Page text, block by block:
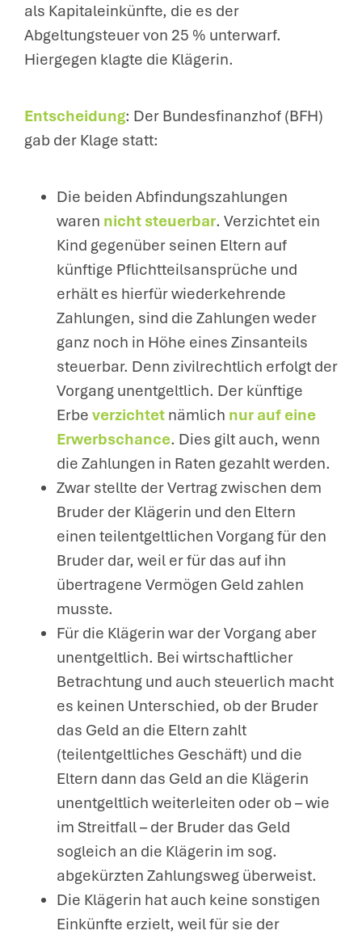
als Kapitaleinkünfte, die es der
Abgeltungsteuer von 25 % unterwarf.
Hiergegen klagte die Klägerin.
Entscheidung: Der Bundesfinanzhof (BFH)
gab der Klage statt:
Die beiden Abfindungszahlungen
waren nicht steuerbar. Verzichtet ein
Kind gegenüber seinen Eltern auf
künftige Pflichtteilsansprüche und
erhält es hierfür wiederkehrende
Zahlungen, sind die Zahlungen weder
ganz noch in Höhe eines Zinsanteils
steuerbar. Denn zivilrechtlich erfolgt der
Vorgang unentgeltlich. Der künftige
Erbe verzichtet nämlich nur auf eine
Erwerbschance. Dies gilt auch, wenn
die Zahlungen in Raten gezahlt werden.
Zwar stellte der Vertrag zwischen dem
Bruder der Klägerin und den Eltern
einen teilentgeltlichen Vorgang für den
Bruder dar, weil er für das auf ihn
übertragene Vermögen Geld zahlen
musste.
Für die Klägerin war der Vorgang aber
unentgeltlich. Bei wirtschaftlicher
Betrachtung und auch steuerlich macht
es keinen Unterschied, ob der Bruder
das Geld an die Eltern zahlt
(teilentgeltliches Geschäft) und die
Eltern dann das Geld an die Klägerin
unentgeltlich weiterleiten oder ob – wie
im Streitfall – der Bruder das Geld
sogleich an die Klägerin im sog.
abgekürzten Zahlungsweg überweist.
Die Klägerin hat auch keine sonstigen
Einkünfte erzielt, weil für sie der